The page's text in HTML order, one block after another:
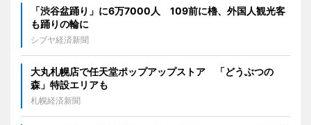
「渋谷盆踊り」に6万7000人 109前に櫓、外国人観光客
も踊りの輪に
シブヤ経済新聞
大丸札幌店で任天堂ポップアップストア 「どうぶつの
森」特設エリアも
札幌経済新聞